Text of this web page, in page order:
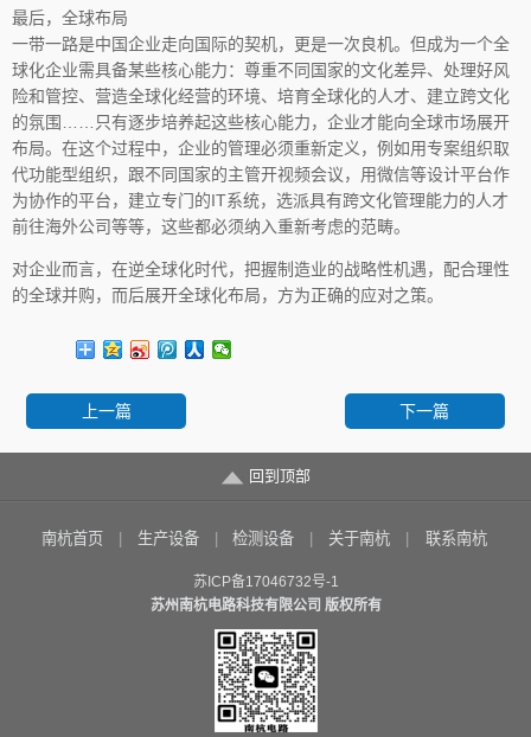
最后，全球布局
一带一路是中国企业走向国际的契机，更是一次良机。但成为一个全
球化企业需具备某些核心能力：尊重不同国家的文化差异、处理好风
险和管控、营造全球化经营的环境、培育全球化的人才、建立跨文化
的氛围……只有逐步培养起这些核心能力，企业才能向全球市场展开
布局。在这个过程中，企业的管理必须重新定义，例如用专案组织取
代功能型组织，跟不同国家的主管开视频会议，用微信等设计平台作
为协作的平台，建立专门的IT系统，选派具有跨文化管理能力的人才
前往海外公司等等，这些都必须纳入重新考虑的范畴。
对企业而言，在逆全球化时代，把握制造业的战略性机遇，配合理性
的全球并购，而后展开全球化布局，方为正确的应对之策。
下一篇
上一篇
回到顶部
南杭首页 生产设备 检测设备 关于南杭 联系南杭
苏ICP备17046732号-1
苏州南杭电路科技有限公司 版权所有